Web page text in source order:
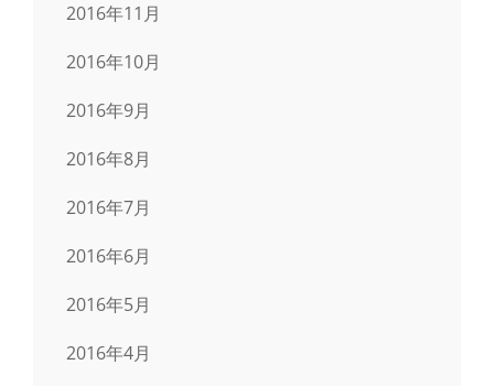
2016年11月
2016年10月
2016年9月
2016年8月
2016年7月
2016年6月
2016年5月
2016年4月